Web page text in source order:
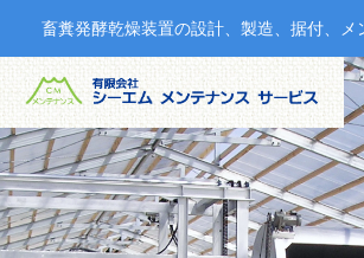
畜糞発酵乾燥装置の設計、製造、据付、メ